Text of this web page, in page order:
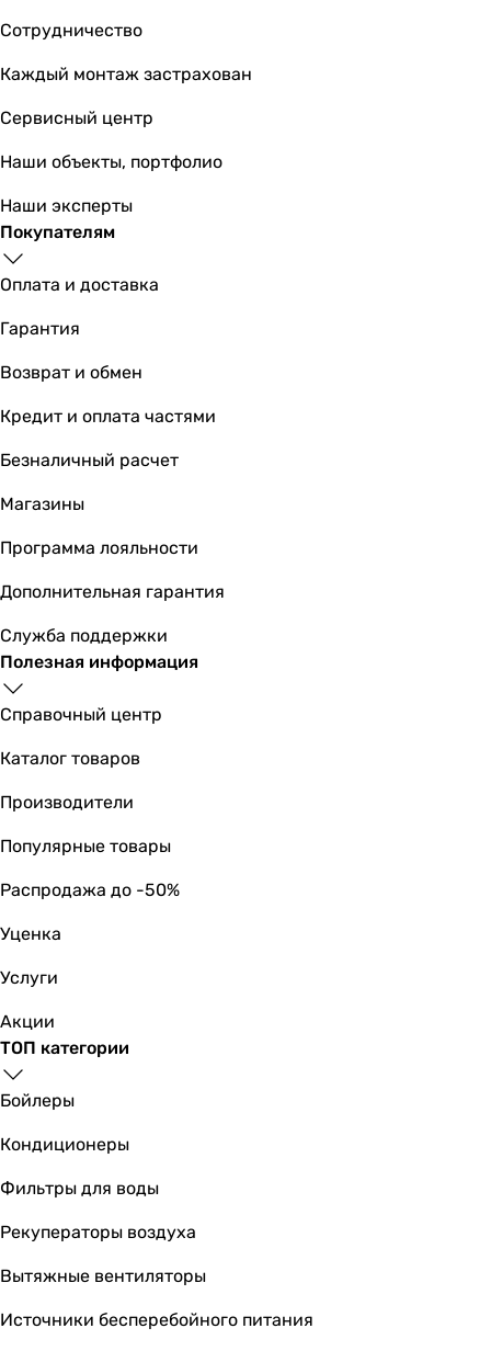
Сотрудничество
Каждый монтаж застрахован
Сервисный центр
Наши объекты, портфолио
Наши эксперты
Покупателям
Оплата и доставка
Гарантия
Возврат и обмен
Кредит и оплата частями
Безналичный расчет
Магазины
Программа лояльности
Дополнительная гарантия
Служба поддержки
Полезная информация
Справочный центр
Каталог товаров
Производители
Популярные товары
Распродажа до -50%
Уценка
Услуги
Акции
ТОП категории
Бойлеры
Кондиционеры
Фильтры для воды
Рекуператоры воздуха
Вытяжные вентиляторы
Источники бесперебойного питания